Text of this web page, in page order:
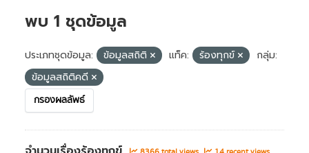
พบ 1 ชุดข้อมูล
ประเภทชุดข้อมูล: ข้อมูลสถิติ แท็ค: ร้องทุกข์
กลุ่ม:
ข้อมูลสถิติคดี
กรองผลลัพธ์